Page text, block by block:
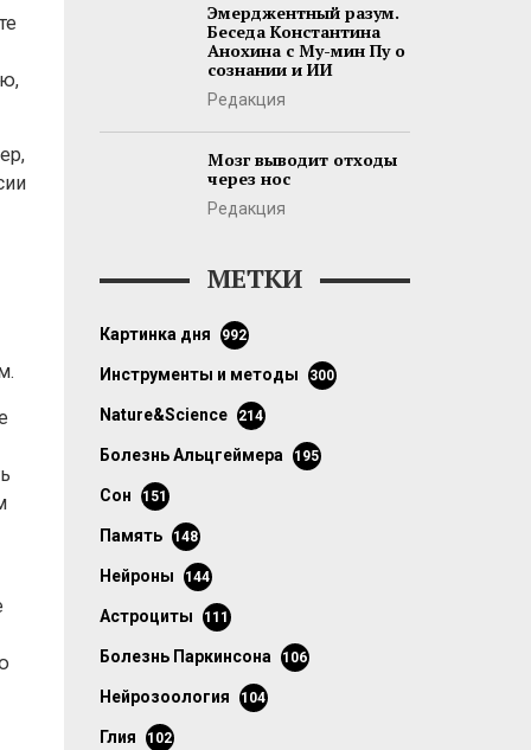
Эмерджентный разум.
Беседа Константина
Анохина с Му-мин Пу о
сознании и ИИ
Редакция
Мозг выводит отходы
через нос
Редакция
МЕТКИ
картинка дня 992
инструменты и методы 300
Nature&Science 214
болезнь Альцгеймера 195
сон 151
память 148
нейроны 144
астроциты 111
болезнь Паркинсона 106
нейрозоология 104
глия 102